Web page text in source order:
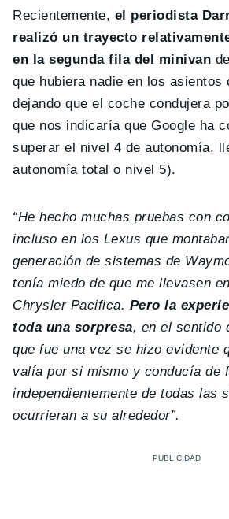
Recientemente, el periodista
realizó un trayecto
en la segunda fila del minivan
que hubiera nadie en los asientos
dejando que el coche condujera
que nos indicaría que Google ha
superar el nivel 4 de autonomía,
autonomía total o nivel 5).
“He hecho muchas pruebas con
incluso en los Lexus que
generación de sistemas de
tenía miedo de que me llevasen
Chrysler Pacifica. Pero la
toda una sorpresa, en el sentido
que fue una vez se hizo evidente
valía por si mismo y conducía de
independientemente de todas las
ocurrieran a su alrededor”.